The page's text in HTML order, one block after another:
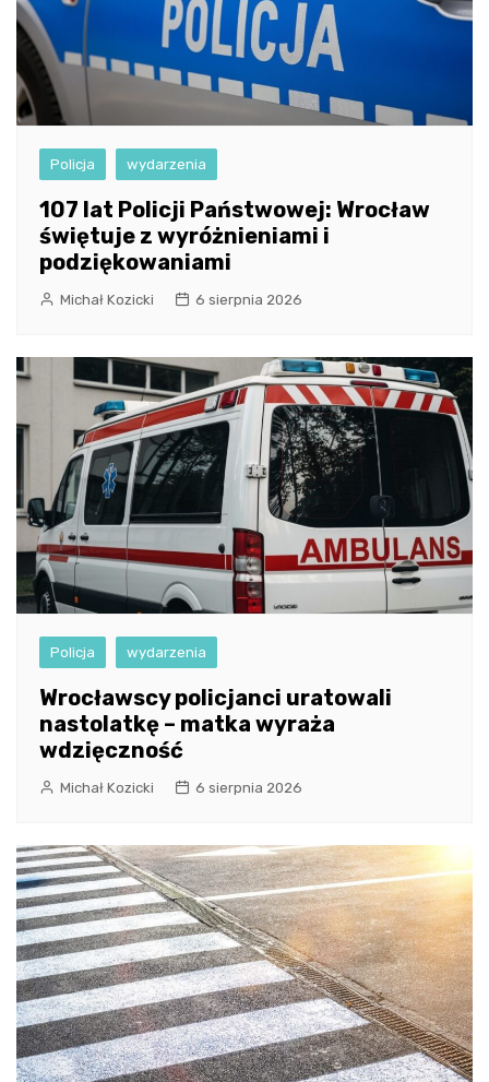
Policja wydarzenia
107 lat Policji Państwowej: Wrocław
świętuje z wyróżnieniami i
podziękowaniami
Michał Kozicki 6 sierpnia 2026
Policja wydarzenia
Wrocławscy policjanci uratowali
nastolatkę – matka wyraża
wdzięczność
Michał Kozicki 6 sierpnia 2026